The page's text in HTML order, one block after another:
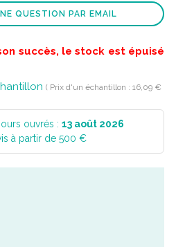
QUESTION PAR EMAIL
succès, le stock est épuisé
( Prix d'un échantillon : 16,09 €
ouvrés : 13 août 2026
à partir de 500 €